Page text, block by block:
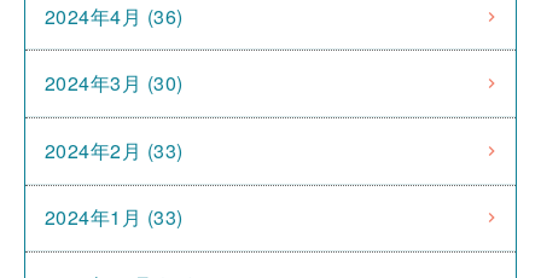
2024年4月 (36)
2024年3月 (30)
2024年2月 (33)
2024年1月 (33)